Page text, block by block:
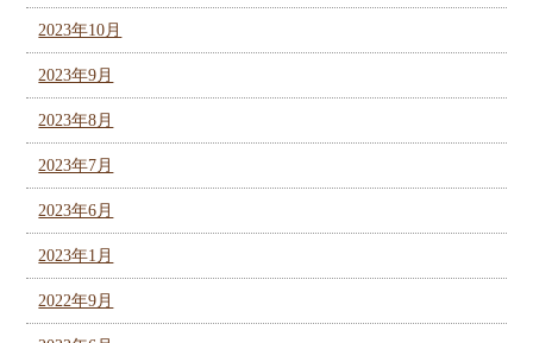
2023年10月
2023年9月
2023年8月
2023年7月
2023年6月
2023年1月
2022年9月